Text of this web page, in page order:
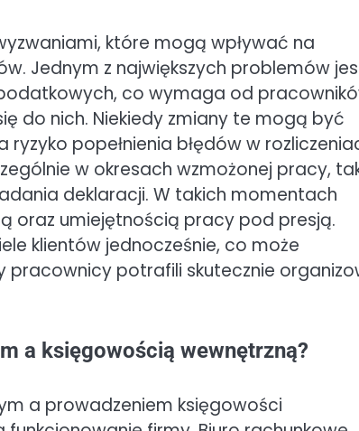
które mogą wpływać na
Jednym z największych problemów
co wymaga od
do nich. Niekiedy zmiany te mogą być
popełnienia błędów w
w okresach wzmożonej pracy,
deklaracji. W takich momentach
oraz umiejętnością pracy pod presją.
klientów jednocześnie, co może
pracownicy potrafili skutecznie
a księgowością wewnętrzną?
a prowadzeniem księgowości